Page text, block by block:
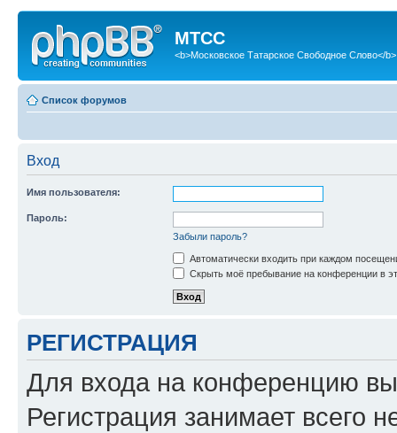
МТСС
<b>Московское Татарское Свободное Слово</b>
Список форумов
Вход
Имя пользователя:
Пароль:
Забыли пароль?
Автоматически входить при каждом
Скрыть моё пребывание на конференции в
РЕГИСТРАЦИЯ
Для входа на конференцию
Регистрация занимает всего